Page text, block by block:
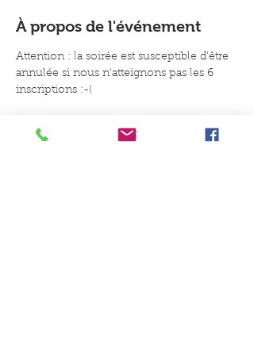
À propos de l'événement
Attention : la soirée est susceptible d'être
annulée si nous n'atteignons pas les 6
inscriptions :-(